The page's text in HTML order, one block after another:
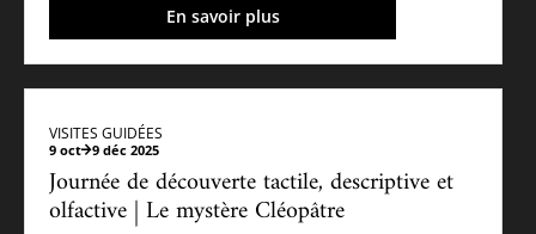
En savoir plus
VISITES GUIDÉES
9 oct 9 déc 2025
Journée de découverte tactile, descriptive et
olfactive | Le mystère Cléopâtre